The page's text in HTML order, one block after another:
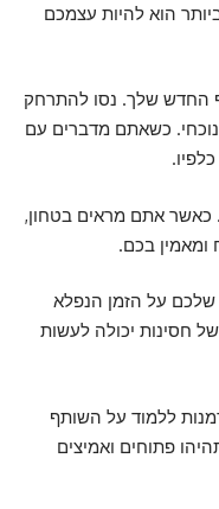
הוא להיות עצמכם
החדש שלך. נסו להתרחק
כשאתם מדברים עם
כאשר אתם מראים בטחון,
ומאמין בכם.
שלכם על הזמן הנפלא
חסינות יכולה לעשות
ללמוד על השותף
פתוחים ואמיצים